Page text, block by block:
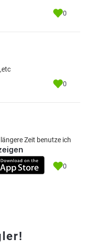
0
0
Zeit benutze ich
0